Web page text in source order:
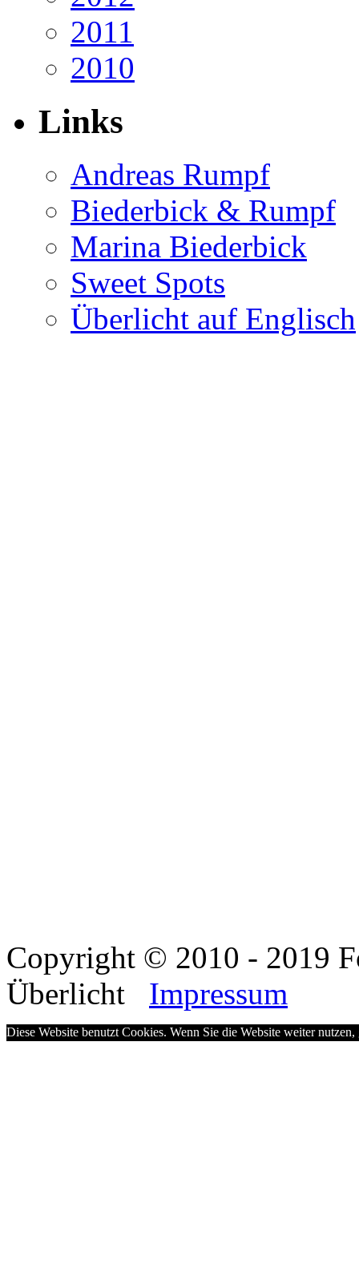
2011
2010
Links
Andreas Rumpf
Biederbick & Rumpf
Marina Biederbick
Sweet Spots
Überlicht auf Englisch
Copyright © 2010 - 2019
Überlicht Impressum
Diese Website benutzt Cookies. Wenn Sie die Website weiter